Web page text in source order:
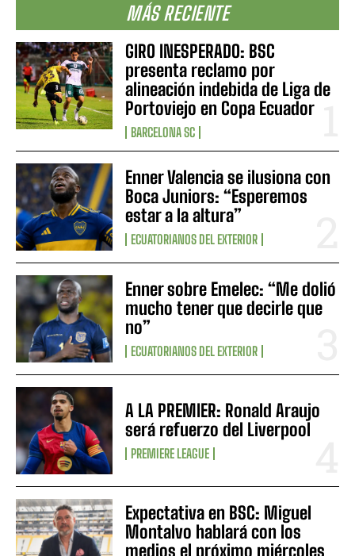
MÁS RECIENTE
GIRO INESPERADO: BSC
presenta reclamo por
alineación indebida de Liga de
Portoviejo en Copa Ecuador
BARCELONA SC
Enner Valencia se ilusiona con
Boca Juniors: “Esperemos
estar a la altura”
ECUATORIANOS DEL EXTERIOR
Enner sobre Emelec: “Me dolió
mucho tener que decirle que
no”
ECUATORIANOS DEL EXTERIOR
A LA PREMIER: Ronald Araujo
será refuerzo del Liverpool
PREMIERE LEAGUE
Expectativa en BSC: Miguel
Montalvo hablará con los
medios el próximo miércoles